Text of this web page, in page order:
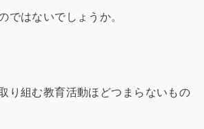
ではないでしょうか。
り組む教育活動ほどつまらないもの